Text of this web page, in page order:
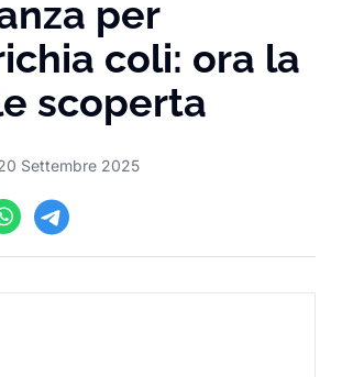
per
coli: ora la
scoperta
Settembre 2025